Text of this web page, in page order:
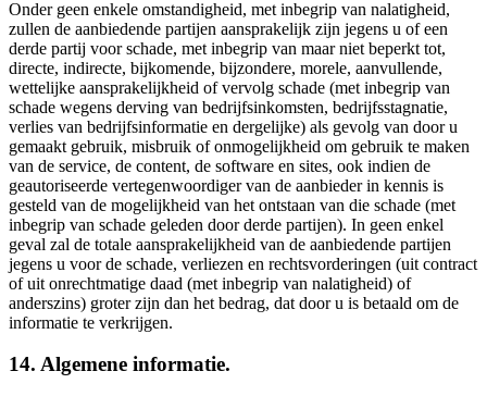
Onder geen enkele omstandigheid, met inbegrip van nalatigheid,
zullen de aanbiedende partijen aansprakelijk zijn jegens u of een
derde partij voor schade, met inbegrip van maar niet beperkt tot,
directe, indirecte, bijkomende, bijzondere, morele, aanvullende,
wettelijke aansprakelijkheid of vervolg schade (met inbegrip van
schade wegens derving van bedrijfsinkomsten, bedrijfsstagnatie,
verlies van bedrijfsinformatie en dergelijke) als gevolg van door u
gemaakt gebruik, misbruik of onmogelijkheid om gebruik te maken
van de service, de content, de software en sites, ook indien de
geautoriseerde vertegenwoordiger van de aanbieder in kennis is
gesteld van de mogelijkheid van het ontstaan van die schade (met
inbegrip van schade geleden door derde partijen). In geen enkel
geval zal de totale aansprakelijkheid van de aanbiedende partijen
jegens u voor de schade, verliezen en rechtsvorderingen (uit contract
of uit onrechtmatige daad (met inbegrip van nalatigheid) of
anderszins) groter zijn dan het bedrag, dat door u is betaald om de
informatie te verkrijgen.
14. Algemene informatie.